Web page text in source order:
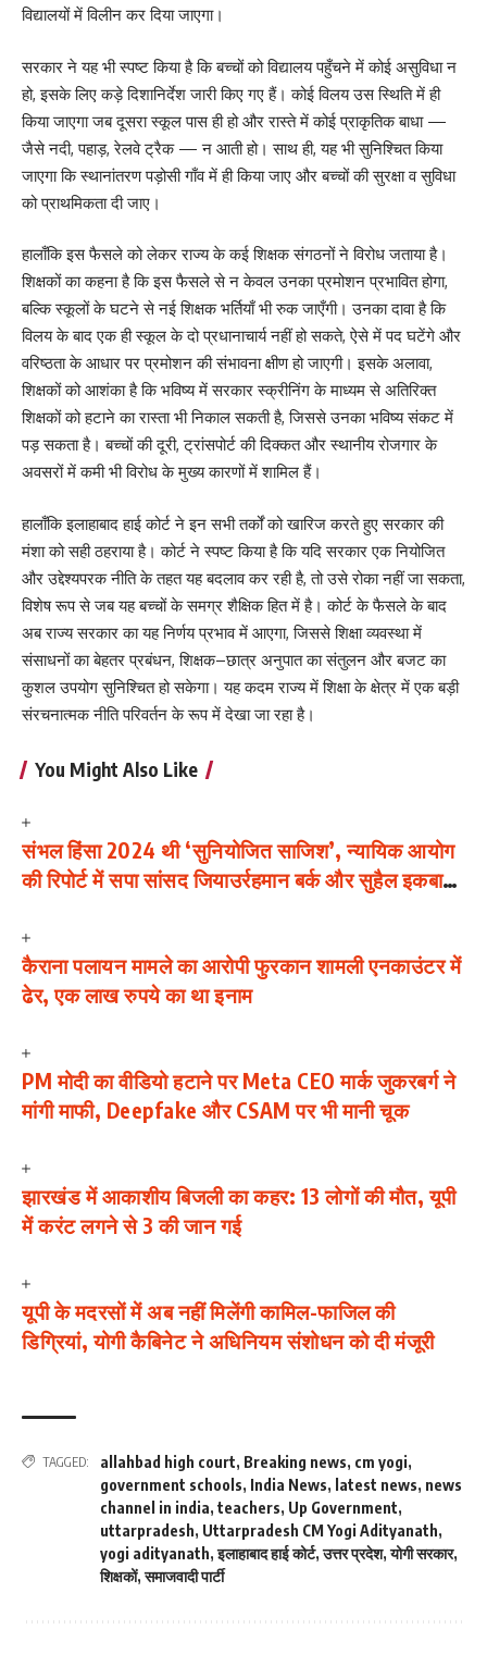
विद्यालयों में विलीन कर दिया जाएगा।
सरकार ने यह भी स्पष्ट किया है कि बच्चों को विद्यालय पहुँचने में कोई असुविधा न
हो, इसके लिए कड़े दिशानिर्देश जारी किए गए हैं। कोई विलय उस स्थिति में ही
किया जाएगा जब दूसरा स्कूल पास ही हो और रास्ते में कोई प्राकृतिक बाधा —
जैसे नदी, पहाड़, रेलवे ट्रैक — न आती हो। साथ ही, यह भी सुनिश्चित किया
जाएगा कि स्थानांतरण पड़ोसी गाँव में ही किया जाए और बच्चों की सुरक्षा व सुविधा
को प्राथमिकता दी जाए।
हालाँकि इस फैसले को लेकर राज्य के कई शिक्षक संगठनों ने विरोध जताया है।
शिक्षकों का कहना है कि इस फैसले से न केवल उनका प्रमोशन प्रभावित होगा,
बल्कि स्कूलों के घटने से नई शिक्षक भर्तियाँ भी रुक जाएँगी। उनका दावा है कि
विलय के बाद एक ही स्कूल के दो प्रधानाचार्य नहीं हो सकते, ऐसे में पद घटेंगे और
वरिष्ठता के आधार पर प्रमोशन की संभावना क्षीण हो जाएगी। इसके अलावा,
शिक्षकों को आशंका है कि भविष्य में सरकार स्क्रीनिंग के माध्यम से अतिरिक्त
शिक्षकों को हटाने का रास्ता भी निकाल सकती है, जिससे उनका भविष्य संकट में
पड़ सकता है। बच्चों की दूरी, ट्रांसपोर्ट की दिक्कत और स्थानीय रोजगार के
अवसरों में कमी भी विरोध के मुख्य कारणों में शामिल हैं।
हालाँकि इलाहाबाद हाई कोर्ट ने इन सभी तर्कों को खारिज करते हुए सरकार की
मंशा को सही ठहराया है। कोर्ट ने स्पष्ट किया है कि यदि सरकार एक नियोजित
और उद्देश्यपरक नीति के तहत यह बदलाव कर रही है, तो उसे रोका नहीं जा सकता,
विशेष रूप से जब यह बच्चों के समग्र शैक्षिक हित में है। कोर्ट के फैसले के बाद
अब राज्य सरकार का यह निर्णय प्रभाव में आएगा, जिससे शिक्षा व्यवस्था में
संसाधनों का बेहतर प्रबंधन, शिक्षक–छात्र अनुपात का संतुलन और बजट का
कुशल उपयोग सुनिश्चित हो सकेगा। यह कदम राज्य में शिक्षा के क्षेत्र में एक बड़ी
संरचनात्मक नीति परिवर्तन के रूप में देखा जा रहा है।
You Might Also Like
संभल हिंसा 2024 थी ‘सुनियोजित साजिश’, न्यायिक आयोग
की रिपोर्ट में सपा सांसद जियाउर्रहमान बर्क और सुहैल इकबाल
कैराना पलायन मामले का आरोपी फुरकान शामली एनकाउंटर में
ढेर, एक लाख रुपये का था इनाम
PM मोदी का वीडियो हटाने पर Meta CEO मार्क जुकरबर्ग ने
मांगी माफी, Deepfake और CSAM पर भी मानी चूक
झारखंड में आकाशीय बिजली का कहर: 13 लोगों की मौत, यूपी
में करंट लगने से 3 की जान गई
यूपी के मदरसों में अब नहीं मिलेंगी कामिल-फाजिल की
डिग्रियां, योगी कैबिनेट ने अधिनियम संशोधन को दी मंजूरी
TAGGED: allahbad high court, Breaking news, cm yogi,
government schools, India News, latest news, news
channel in india, teachers, Up Government,
uttarpradesh, Uttarpradesh CM Yogi Adityanath,
yogi adityanath,इलाहाबाद हाई कोर्ट,उत्तर प्रदेश,योगी सरकार,
शिक्षकों,समाजवादी पार्टी